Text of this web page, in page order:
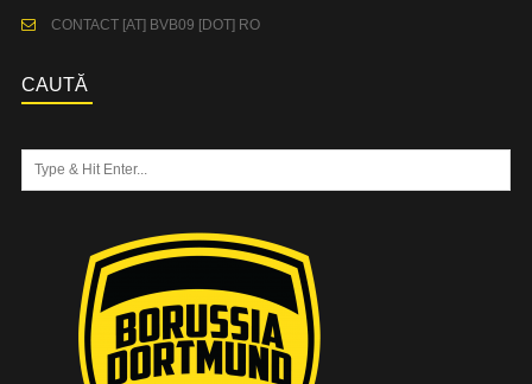
CONTACT [AT] BVB09 [DOT] RO
CAUTĂ